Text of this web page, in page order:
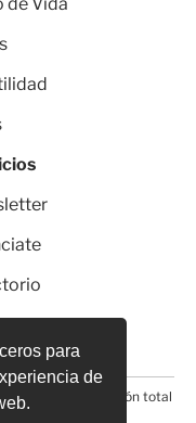
para
de
de Vida
la reproducción total
electrónico*